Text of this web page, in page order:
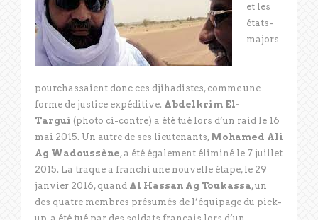
et les
états-
majors
pourchassaient donc ces djihadistes, comme une
forme de justice expéditive. Abdelkrim El-
Targui (photo ci-contre) a été tué lors d’un raid le 16
mai 2015. Un autre de ses lieutenants, Mohamed Ali
Ag Wadoussène, a été également éliminé le 7 juillet
2015. La traque a franchi une nouvelle étape, le 29
janvier 2016, quand Al Hassan Ag Toukassa, un
des quatre membres présumés de l’équipage du pick-